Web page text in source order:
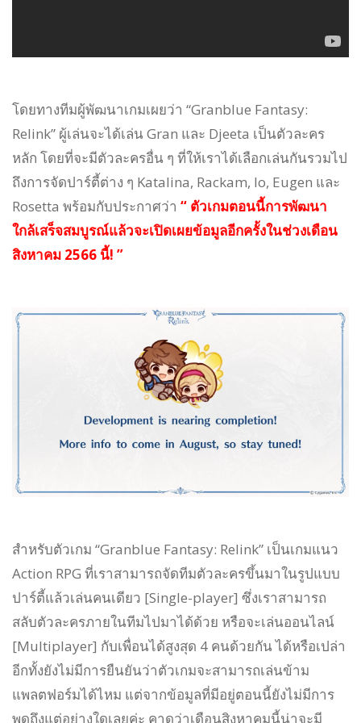
โดยทางทีมผู้พัฒนาเกมเผยว่า “Granblue Fantasy:
Relink” ผู้เล่นจะได้เล่น Gran และ Djeeta เป็นตัวละคร
หลัก โดยที่จะมีตัวละครอื่น ๆ ที่ให้เราได้เลือกเล่นกันรวมไป
ถึงการจัดปาร์ตี้ต่าง ๆ Katalina, Rackam, Io, Eugen และ
Rosetta พร้อมกับประกาศว่า “ ตัวเกมตอนนี้การพัฒนา
ใกล้เสร็จสมบูรณ์แล้วจะเปิดเผยข้อมูลอีกครั้งในช่วงเดือน
สิงหาคม 2566 นี้! ”
สำหรับตัวเกม “Granblue Fantasy: Relink” เป็นเกมแนว
Action RPG ที่เราสามารถจัดทีมตัวละครขึ้นมาในรูปแบบ
ปาร์ตี้แล้วเล่นคนเดียว [Single-player] ซึ่งเราสามารถ
สลับตัวละครภายในทีมไปมาได้ด้วย หรือจะเล่นออนไลน์
[Multiplayer] กับเพื่อนได้สูงสุด 4 คนด้วยกัน ได้หรือเปล่า
อีกทั้งยังไม่มีการยืนยันว่าตัวเกมจะสามารถเล่นข้าม
แพลตฟอร์มได้ไหม แต่จากข้อมูลที่มีอยู่ตอนนี้ยังไม่มีการ
พูดถึงแต่อย่างใดเลยค่ะ คาดว่าเดือนสิงหาคมนี้น่าจะมี